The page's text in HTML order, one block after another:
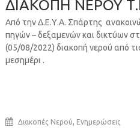
ΔΙΑΚΟΠΗ ΝΕΡΟΥ
Από την Δ.Ε.Υ.Α. Σπάρτης
πηγών – δεξαμενών και δικτύων
(05/08/2022) διακοπή νερού από
μεσημέρι .
Διακοπές Νερού, Ενημερώσεις